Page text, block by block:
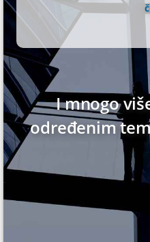
I mnogo
određenim